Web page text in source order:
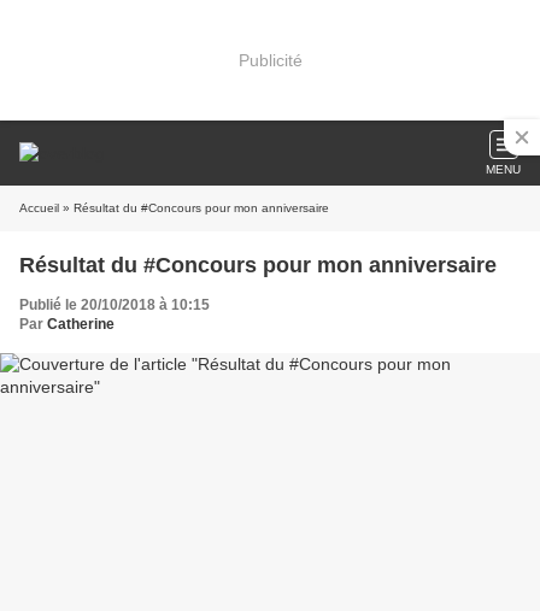
Publicité
MENU
Accueil » Résultat du #Concours pour mon anniversaire
Résultat du #Concours pour mon anniversaire
Publié le 20/10/2018 à 10:15
Par Catherine